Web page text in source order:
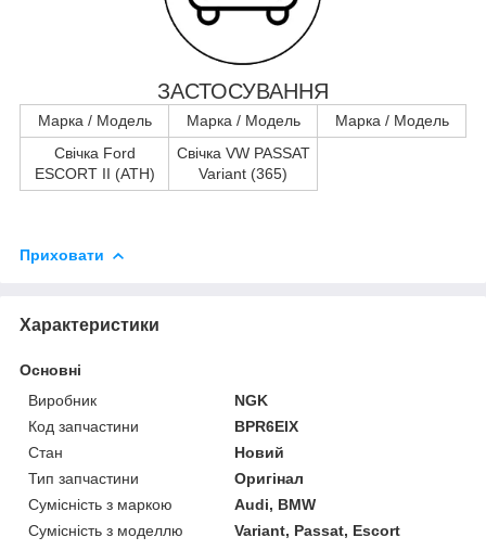
ЗАСТОСУВАННЯ
Марка / Модель Марка / Модель
Марка / Модель
Свічка Ford
ESCORT II (ATH)
Свічка VW PASSAT
Variant (365)
Приховати
Характеристики
Основні
Виробник
NGK
Код запчастини
BPR6EIX
Стан
Новий
Тип запчастини
Оригінал
Сумісність з маркою
Audi, BMW
Сумісність з моделлю
Variant, Passat, Escort